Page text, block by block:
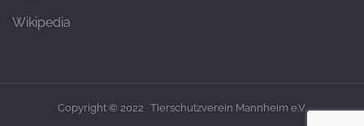
Wikipedia
Copyright © 2022 · Tierschutzverein Mannheim e.V.